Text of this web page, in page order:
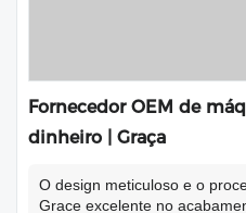
Fornecedor OEM de
dinheiro | Graça
O design meticuloso e o
Grace excelente no